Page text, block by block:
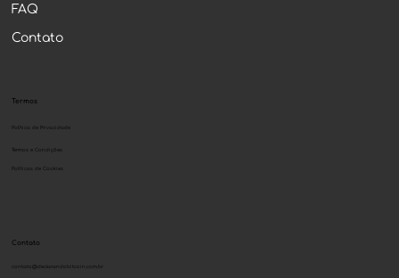
FAQ
Contato
Termos
Política de Privacidade
Termos e Condições
Políticas de Cookies
Contato
contato@declarandobitcoin.com.br